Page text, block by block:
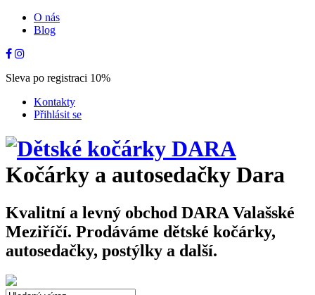
O nás
Blog
Sleva po registraci 10%
Kontakty
Přihlásit se
Kočárky a autosedačky Dara
Kvalitní a levný obchod DARA Valašské
Meziříčí. Prodáváme dětské kočárky,
autosedačky, postýlky a další.